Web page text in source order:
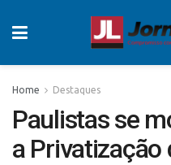
Home Destaques
Paulistas se
a Privatização